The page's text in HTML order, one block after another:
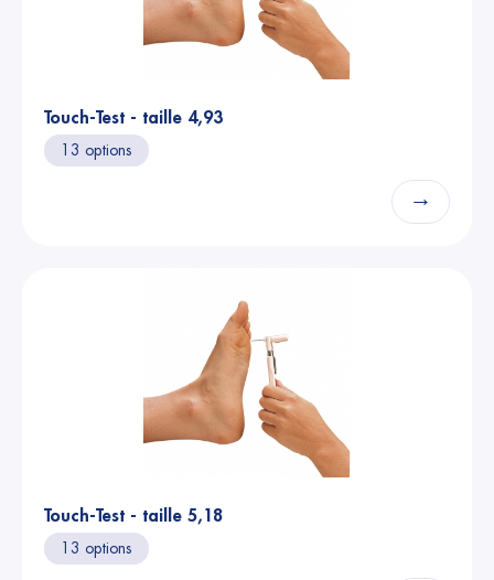
Touch-Test - taille 4,93
13 options
→
Touch-Test - taille 5,18
13 options